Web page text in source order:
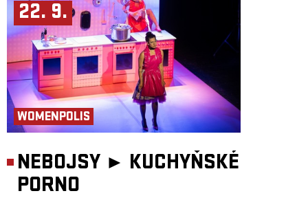
22. 9.
WOMENPOLIS
NEBOJSY ► KUCHYŇSKÉ
PORNO